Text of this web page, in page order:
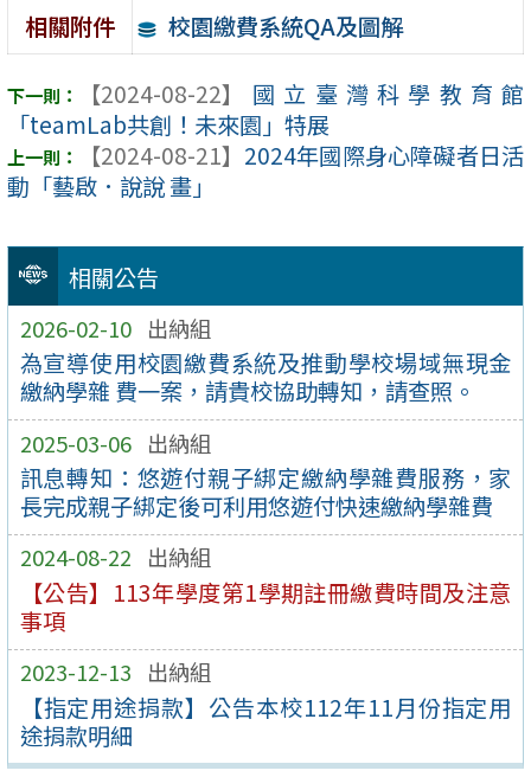
相關公告
2026-02-10 出納組
為宣導使用校園繳費系統及推動學校場域無現金
繳納學雜 費一案，請貴校協助轉知，請查照。
2025-03-06 出納組
訊息轉知：悠遊付親子綁定繳納學雜費服務，家
長完成親子綁定後可利用悠遊付快速繳納學雜費
2024-08-22 出納組
【公告】113年學度第1學期註冊繳費時間及注意
事項
2023-12-13 出納組
【指定用途捐款】公告本校112年11月份指定用
途捐款明細
相關附件 校園繳費系統QA及圖解
【2024-08-22】
國立臺灣科學教育館
「teamLab共創！未來園」特展
【2024-08-21】 2024年國際身心障礙者日活
動「藝啟．說說 畫」